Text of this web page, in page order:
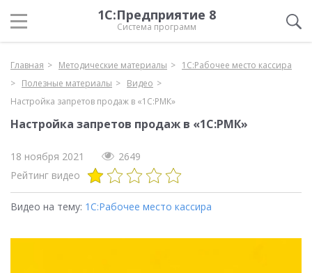
1С:Предприятие 8
Система программ
Главная Методические материалы
1С:Рабочее место кассира
Полезные материалы
Видео
Настройка запретов продаж в «1С:РМК»
Настройка запретов продаж в «1С:РМК»
18 ноября 2021
2649
Рейтинг видео
Видео на тему: 1С:Рабочее место кассира